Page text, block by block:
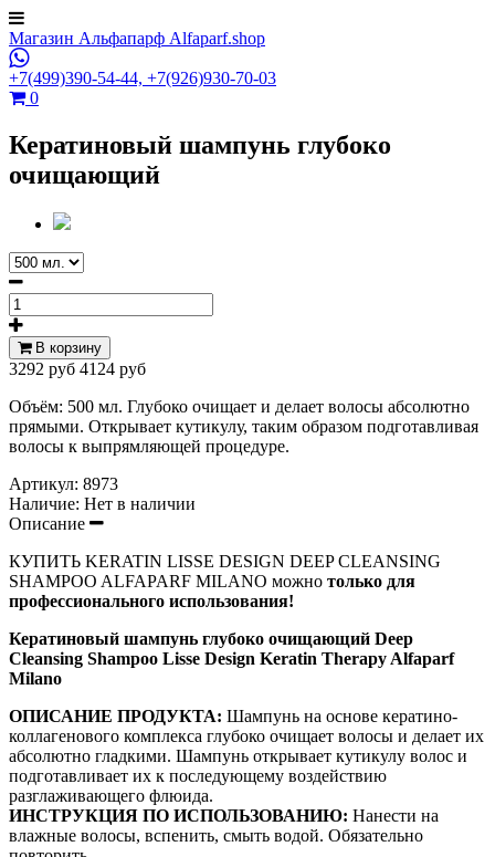
Магазин Альфапарф Alfaparf.shop
+7(499)390-54-44, +7(926)930-70-03
0
Кератиновый шампунь глубоко
очищающий
В корзину
3292 руб 4124 руб
Объём: 500 мл. Глубоко очищает и делает волосы абсолютно
прямыми. Открывает кутикулу, таким образом подготавливая
волосы к выпрямляющей процедуре.
Артикул: 8973
Наличие: Нет в наличии
Описание
КУПИТЬ KERATIN LISSE DESIGN DEEP CLEANSING
SHAMPOO ALFAPARF MILANO можно только для
профессионального использования!
Кератиновый шампунь глубоко очищающий Deep
Cleansing Shampoo Lisse Design Keratin Therapy Alfaparf
Milano
ОПИСАНИЕ ПРОДУКТА: Шампунь на основе кератино-
коллагенового комплекса глубоко очищает волосы и делает их
абсолютно гладкими. Шампунь открывает кутикулу волос и
подготавливает их к последующему воздействию
разглаживающего флюида.
ИНСТРУКЦИЯ ПО ИСПОЛЬЗОВАНИЮ: Нанести на
влажные волосы, вспенить, смыть водой. Обязательно